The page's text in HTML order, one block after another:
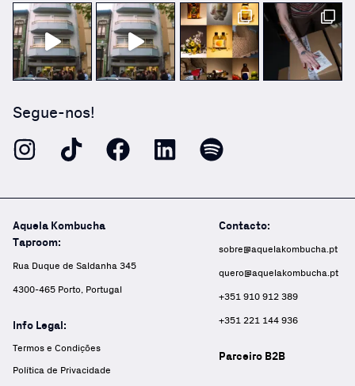
Segue-nos!
Aquela Kombucha
Taproom:
Rua Duque de Saldanha 345
4300-465 Porto, Portugal
Info Legal:
Termos e Condições
Política de Privacidade
Contacto:
sobre@aquelakombucha.pt
quero@aquelakombucha.pt
+351 910 912 389
+351 221 144 936
Parceiro B2B